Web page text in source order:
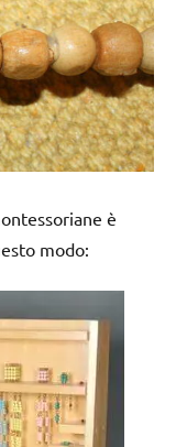
è
modo: